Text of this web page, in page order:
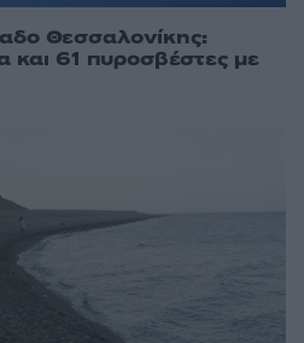
Θεσσαλονίκης:
και 61 πυροσβέστες με